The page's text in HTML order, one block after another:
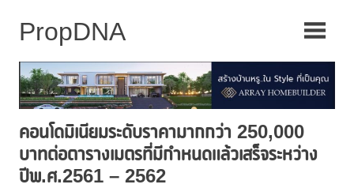
คอนโดมิเนียมระดับราคามากกว่า 250,000
บาทต่อตารางเมตรที่มีกำหนดแล้วเสร็จระหว่าง
ปีพ.ศ.2561 – 2562